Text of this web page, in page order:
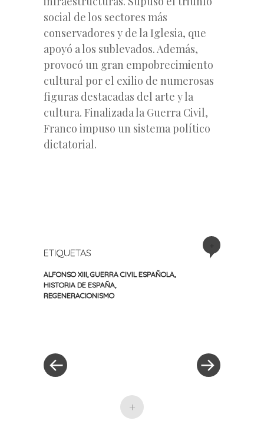
social de los sectores más
conservadores y de la Iglesia, que
apoyó a los sublevados. Además,
provocó un gran empobrecimiento
cultural por el exilio de numerosas
figuras destacadas del arte y la
cultura. Finalizada la Guerra Civil,
Franco impuso un sistema político
dictatorial.
ETIQUETAS
ALFONSO XIII ,GUERRA CIVIL ESPAÑOLA
HISTORIA DE ESPAÑA
REGENERACIONISMO
entradas
+